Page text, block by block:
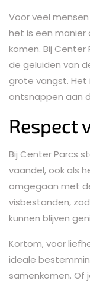
Voor veel
het is een
komen. Bij Center
de geluiden van
grote vangst. Het
ontsnappen aan
Respect
Bij Center Parcs
vaandel, ook als
omgegaan met
visbestanden,
kunnen blijven
Kortom, voor
ideale
samenkomen. Of